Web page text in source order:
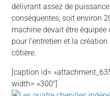
délivrant assez de
conséquentes, soit environ
machine devait être équipée
pour l’entretien et la
côtière.
[caption id=
width= »300″]